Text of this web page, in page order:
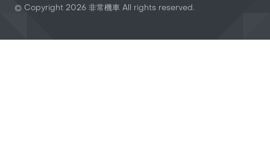
© Copyright 2026 非常機車 All rights reserved.